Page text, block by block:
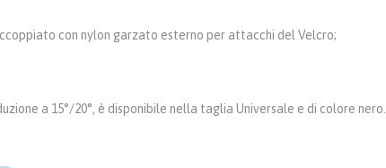
con nylon garzato esterno per attacchi del Velcro;
a 15°/20°, è disponibile nella taglia Universale e di colore nero.